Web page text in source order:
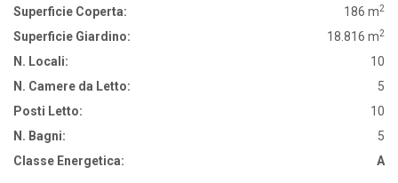
Superficie Coperta:
186 m2
Superficie Giardino: 18.816 m2
N. Locali:
10
N. Camere da Letto:
5
Posti Letto:
10
N. Bagni:
5
Classe Energetica:
A